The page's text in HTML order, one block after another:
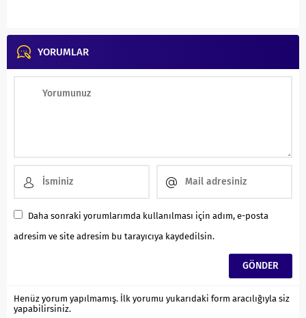
YORUMLAR
Daha sonraki yorumlarımda kullanılması için adım, e-posta
adresim ve site adresim bu tarayıcıya kaydedilsin.
Henüz yorum yapılmamış. İlk yorumu yukarıdaki form aracılığıyla siz
yapabilirsiniz.